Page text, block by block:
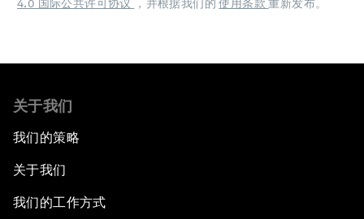
4.0 国际公共许可协议
，并根据我们的使用条款重新发布。
关于我们
我们的策略
关于我们
我们的工作方式